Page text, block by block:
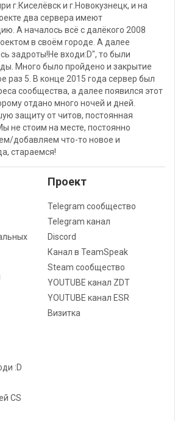
г.Киселёвск и г.Новокузнецк, и на
два сервера имеют
А началось всё с далёкого 2008
в своём городе. А далее
задроты!Не входи:D", то были
Много было пройдено и закрытие
раз 5. В конце 2015 года сервер был
сообщества, а далее появился этот
отдано много ночей и дней.
защиту от читов, постоянная
не стоим на месте, постоянно
добавляем что-то новое и
стараемся!
Проект
Telegram сообщество
Telegram канал
Discord
Канал в TeamSpeak
Steam сообщество
YOUTUBE канал ZDT
YOUTUBE канал ESR
Визитка
:D
CS